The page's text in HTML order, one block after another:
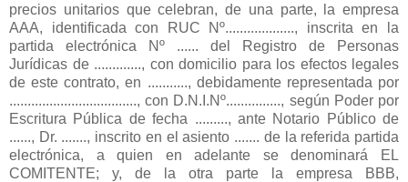
precios unitarios que celebran, de una parte, la empresa
AAA, identificada con RUC Nº..................., inscrita en la
partida electrónica Nº ...... del Registro de Personas
Jurídicas de ............., con domicilio para los efectos legales
de este contrato, en ..........., debidamente representada por
..................................., con D.N.I.Nº..............., según Poder por
Escritura Pública de fecha ........., ante Notario Público de
......, Dr. ......., inscrito en el asiento ....... de la referida partida
electrónica, a quien en adelante se denominará EL
COMITENTE; y, de la otra parte la empresa BBB,